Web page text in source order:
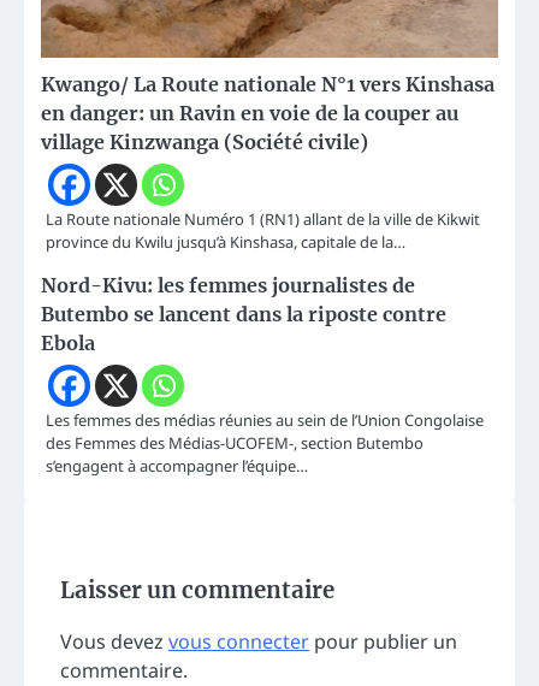
Kwango/ La Route nationale N°1 vers Kinshasa
en danger: un Ravin en voie de la couper au
village Kinzwanga (Société civile)
La Route nationale Numéro 1 (RN1) allant de la ville de Kikwit
province du Kwilu jusqu’à Kinshasa, capitale de la…
Nord-Kivu: les femmes journalistes de
Butembo se lancent dans la riposte contre
Ebola
Les femmes des médias réunies au sein de l’Union Congolaise
des Femmes des Médias-UCOFEM-, section Butembo
s’engagent à accompagner l’équipe…
Laisser un commentaire
Vous devez vous connecter pour publier un
commentaire.